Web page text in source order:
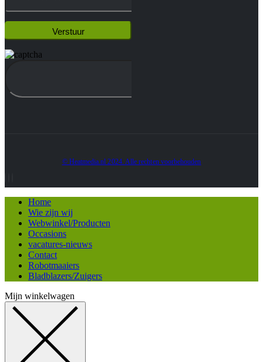
© Heatmedia.nl 2024. Alle rechten voorbehouden
Home
Wie zijn wij
Webwinkel/Producten
Occasions
vacatures-nieuws
Contact
Robotmaaiers
Bladblazers/Zuigers
Mijn winkelwagen